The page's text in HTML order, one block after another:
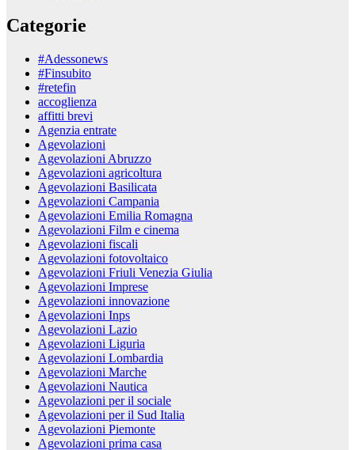
Categorie
#Adessonews
#Finsubito
#retefin
accoglienza
affitti brevi
Agenzia entrate
Agevolazioni
Agevolazioni Abruzzo
Agevolazioni agricoltura
Agevolazioni Basilicata
Agevolazioni Campania
Agevolazioni Emilia Romagna
Agevolazioni Film e cinema
Agevolazioni fiscali
Agevolazioni fotovoltaico
Agevolazioni Friuli Venezia Giulia
Agevolazioni Imprese
Agevolazioni innovazione
Agevolazioni Inps
Agevolazioni Lazio
Agevolazioni Liguria
Agevolazioni Lombardia
Agevolazioni Marche
Agevolazioni Nautica
Agevolazioni per il sociale
Agevolazioni per il Sud Italia
Agevolazioni Piemonte
Agevolazioni prima casa